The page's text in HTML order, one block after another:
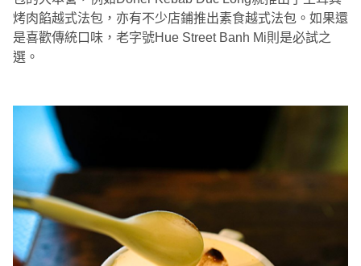
烤肉餡越式法包，亦有不少店鋪推出素食越式法包。如果還
是喜歡傳統口味，老字號Hue Street Banh Mi則是必試之
選。